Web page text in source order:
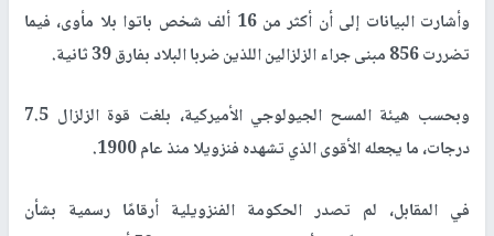
وأشارت البيانات إلى أن أكثر من 16 ألف شخص باتوا بلا مأوى، فيما
تضررت 856 مبنى جراء الزلزالين اللذين ضربا البلاد بفارق 39 ثانية.
وبحسب هيئة المسح الجيولوجي الأميركية، بلغت قوة الزلزال 7.5
درجات، ما يجعله الأقوى الذي تشهده فنزويلا منذ عام 1900.
في المقابل، لم تصدر الحكومة الفنزويلية أرقامًا رسمية بشأن